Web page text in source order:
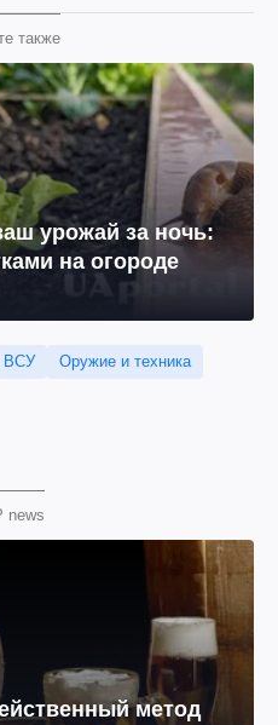
также
урожай за ночь:
на огороде
ВСУ Оружие и техника
news
метод